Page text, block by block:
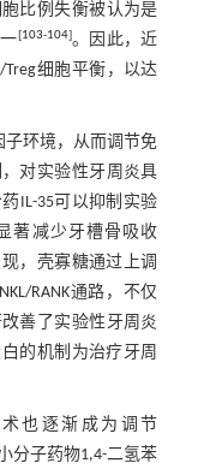
比例失衡被认为是
[103-104]。因此，近
细胞平衡，以达
环境，从而调节免
对实验性牙周炎具
IL-35可以抑制实验
著减少牙槽骨吸收
，壳寡糖通过上调
RANK通路，不仅
善了实验性牙周炎
的机制为治疗牙周
也逐渐成为调节
分子药物1,4-二氢苯